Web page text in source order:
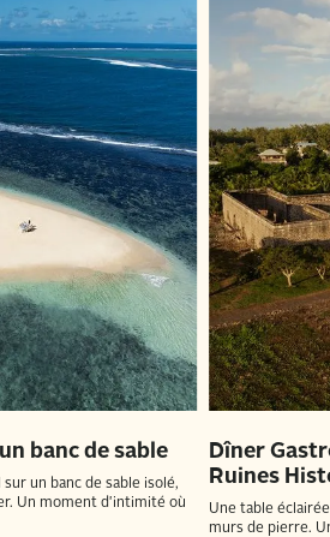
banc de sable
un banc de sable isolé,
Un moment d'intimité où
Dîner
Ruines
Une table
murs de pierre.